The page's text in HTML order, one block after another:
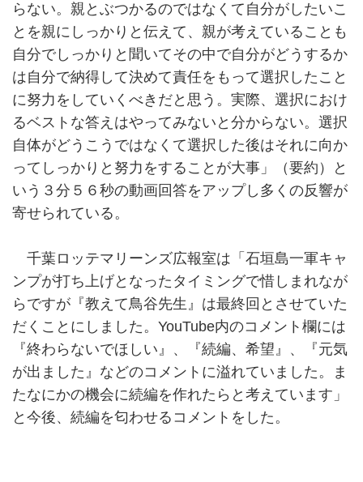
らない。親とぶつかるのではなくて自分がしたいこ
とを親にしっかりと伝えて、親が考えていることも
自分でしっかりと聞いてその中で自分がどうするか
は自分で納得して決めて責任をもって選択したこと
に努力をしていくべきだと思う。実際、選択におけ
るベストな答えはやってみないと分からない。選択
自体がどうこうではなくて選択した後はそれに向か
ってしっかりと努力をすることが大事」（要約）と
いう３分５６秒の動画回答をアップし多くの反響が
寄せられている。
千葉ロッテマリーンズ広報室は「石垣島一軍キャ
ンプが打ち上げとなったタイミングで惜しまれなが
らですが『教えて鳥谷先生』は最終回とさせていた
だくことにしました。YouTube内のコメント欄には
『終わらないでほしい』、『続編、希望』、『元気
が出ました』などのコメントに溢れていました。ま
たなにかの機会に続編を作れたらと考えています」
と今後、続編を匂わせるコメントをした。